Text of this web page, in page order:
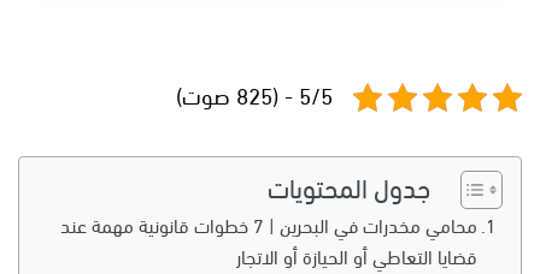
5/5 - (825 صوت)
جدول المحتويات
محامي مخدرات في البحرين | 7 خطوات قانونية مهمة عند
قضايا التعاطي أو الحيازة أو الاتجار